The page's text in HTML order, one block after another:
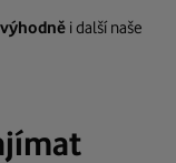
i další naše